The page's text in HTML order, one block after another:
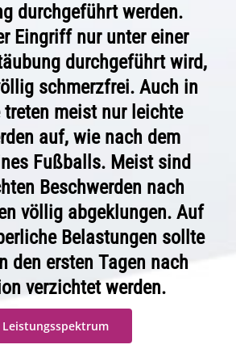
durchgeführt werden.
Eingriff nur unter einer
durchgeführt wird,
schmerzfrei. Auch in
treten meist nur leichte
auf, wie nach dem
Fußballs. Meist sind
Beschwerden nach
völlig abgeklungen. Auf
Belastungen sollte
den ersten Tagen nach
verzichtet werden.
Leistungsspektrum